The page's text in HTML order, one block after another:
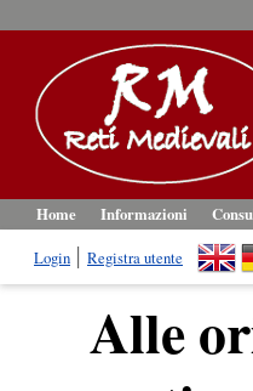
Home Informazioni
Login
Registra utente
Alle